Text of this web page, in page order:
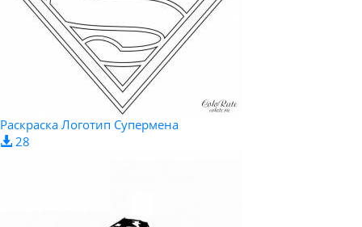
Раскраска Логотип Супермена
28